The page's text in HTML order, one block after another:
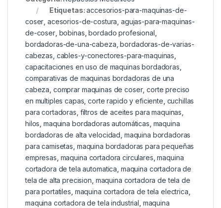
Etiquetas:accesorios-para-maquinas-de-
coser ,acesorios-de-costura agujas-para-maquinas-
de-coser, bobinas ,bordado profesional
bordadoras-de-una-cabeza ,bordadoras-de-varias-
cabezas cables-y-conectores-para-maquinas
capacitaciones en uso de maquinas bordadoras
comparativas de maquinas bordadoras de una
cabeza comprar maquinas de coser,corte preciso
en multiples capas ,corte rapido y eficiente cuchillas
para cortadoras filtros de aceites para maquinas
hilos ,maquina bordadoras automáticas maquina
bordadoras de alta velocidad maquina bordadoras
para camisetas maquina bordadoras para pequeñas
empresas maquina cortadora circulares ,maquina
cortadora de tela automatica maquina cortadora de
tela de alta precision maquina cortadora de tela de
para portatiles maquina cortadora de tela electrica
maquina cortadora de tela industrial maquina